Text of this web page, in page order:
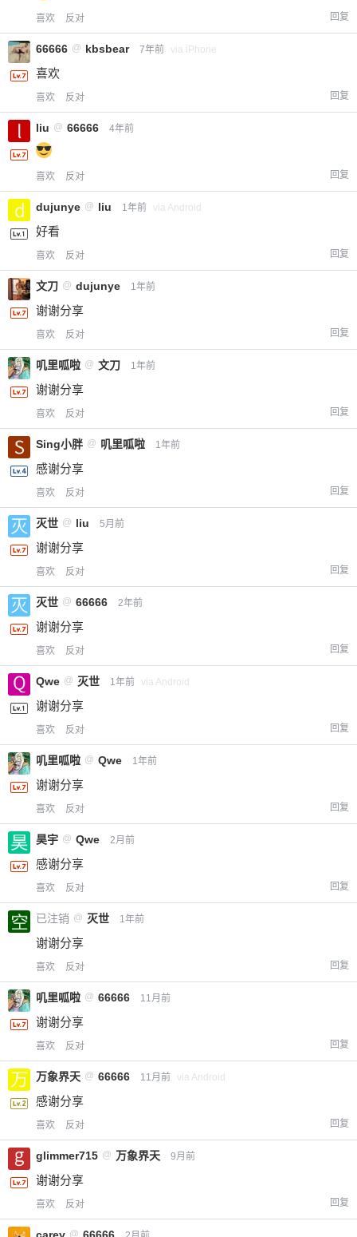
喜欢 反对 回复
66666 @ kbsbear 7年前 via iPhone
喜欢
喜欢 反对 回复
liu @ 66666 4年前
喜欢 反对 回复
dujunye @ liu 1年前 via Android
好看
喜欢 反对 回复
文刀 @ dujunye 1年前
谢谢分享
喜欢 反对 回复
叽里呱啦 @ 文刀 1年前
谢谢分享
喜欢 反对 回复
Sing小胖 @ 叽里呱啦 1年前
感谢分享
喜欢 反对 回复
灭世 @ liu 5月前
谢谢分享
喜欢 反对 回复
灭世 @ 66666 2年前
谢谢分享
喜欢 反对 回复
Qwe @ 灭世 1年前 via Android
谢谢分享
喜欢 反对 回复
叽里呱啦 @ Qwe 1年前
谢谢分享
喜欢 反对 回复
昊宇 @ Qwe 2月前
感谢分享
喜欢 反对 回复
已注销 @ 灭世 1年前
谢谢分享
喜欢 反对 回复
叽里呱啦 @ 66666 11月前
谢谢分享
喜欢 反对 回复
万象界天 @ 66666 11月前 via Android
感谢分享
喜欢 反对 回复
glimmer715 @ 万象界天 9月前
谢谢分享
喜欢 反对 回复
carey @ 66666